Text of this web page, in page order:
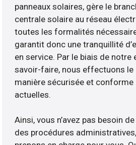
panneaux solaires, gère le
centrale solaire au réseau
toutes les formalités
garantit donc une tranquillité
en service. Par le biais de notre
savoir-faire, nous effectuons
manière sécurisée et conforme
actuelles.
Ainsi, vous n’avez pas besoin
des procédures